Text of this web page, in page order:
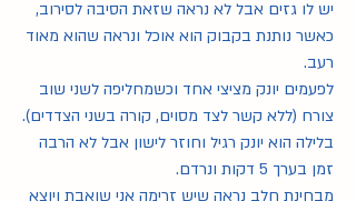
רעב.
צורח (ללא קשר לצד מסוים, קורה בשני הצדדים).
זמן בערך 5 דקות ונרדם.